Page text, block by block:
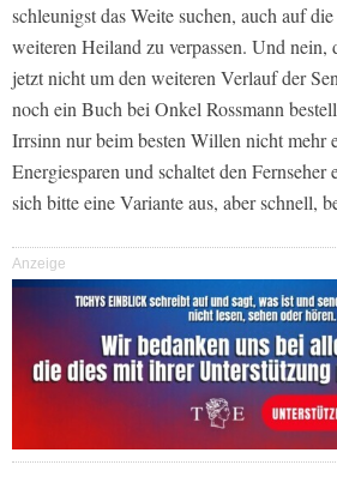
schleunigst das Weite suchen, auch auf
weiteren Heiland zu verpassen. Und
jetzt nicht um den weiteren Verlauf der
noch ein Buch bei Onkel Rossmann
Irrsinn nur beim besten Willen nicht mehr
Energiesparen und schaltet den Fernseher
sich bitte eine Variante aus, aber schnell,
Anzeige